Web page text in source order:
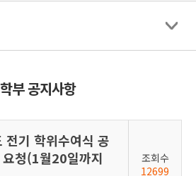
학부 공지사항
기 학위수여식 공
청(1월20일까지
조회수
12699